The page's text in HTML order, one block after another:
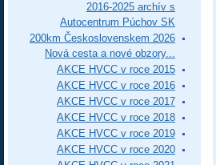
2016-2025 archív s
Autocentrum Púchov SK
200km Československem 2026
Nová cesta a nové obzory...
AKCE HVCC v roce 2015
AKCE HVCC v roce 2016
AKCE HVCC v roce 2017
AKCE HVCC v roce 2018
AKCE HVCC v roce 2019
AKCE HVCC v roce 2020